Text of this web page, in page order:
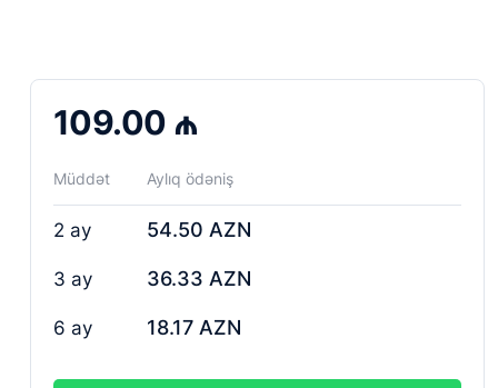
109.00 ₼
Müddət Aylıq ödəniş
2 ay 54.50 AZN
3 ay 36.33 AZN
6 ay 18.17 AZN